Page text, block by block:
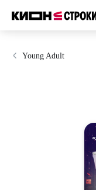
Young Adult